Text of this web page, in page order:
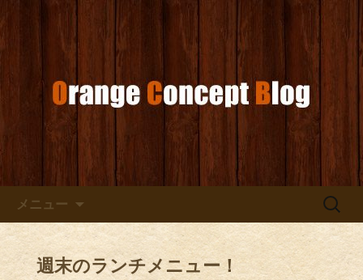
オレンジコンセプトブログ
お店からのお知らせ
メニュー
検
週末のランチメニュー！